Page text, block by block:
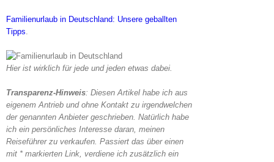
Familienurlaub in Deutschland: Unsere geballten
Tipps
Hier ist wirklich für jede und jeden etwas dabei.
Transparenz-Hinweis: Diesen Artikel habe ich aus
eigenem Antrieb und ohne Kontakt zu irgendwelchen
der genannten Anbieter geschrieben. Natürlich habe
ich ein persönliches Interesse daran, meinen
Reiseführer zu verkaufen. Passiert das über einen
mit * markierten Link, verdiene ich zusätzlich ein